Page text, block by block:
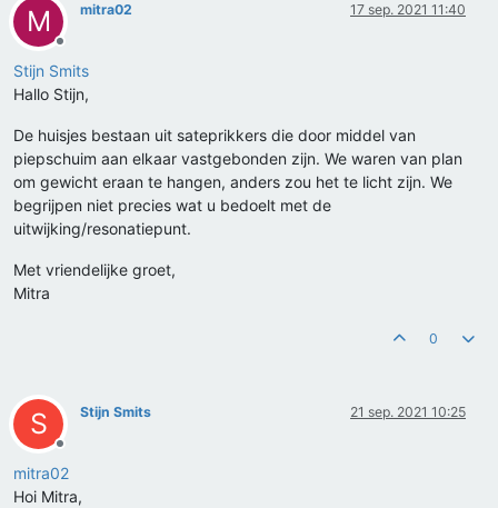
M
Offline
mitra02 17 sep. 2021 11:40
Stijn Smits
Hallo Stijn,
De huisjes bestaan uit sateprikkers die door middel van
piepschuim aan elkaar vastgebonden zijn. We waren van plan
om gewicht eraan te hangen, anders zou het te licht zijn. We
begrijpen niet precies wat u bedoelt met de
uitwijking/resonatiepunt.
Met vriendelijke groet,
Mitra
0
S
Offline
Stijn Smits 21 sep. 2021 10:25
mitra02
Hoi Mitra,